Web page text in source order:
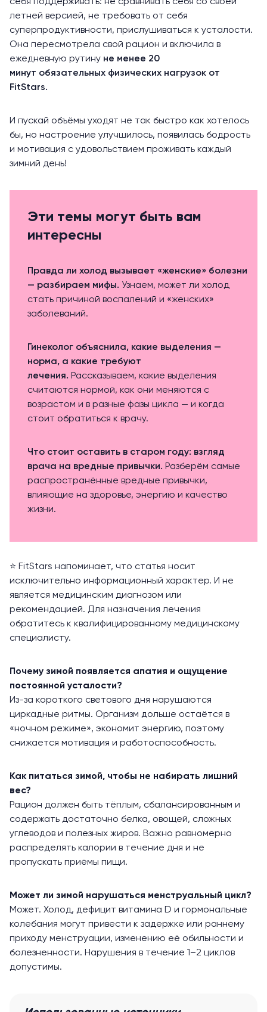
себя поддерживать: не сравнивать себя со своей
летней версией, не требовать от себя
суперпродуктивности, прислушиваться к усталости.
Она пересмотрела свой рацион и включила в
ежедневную рутину не менее 20
минут обязательных физических нагрузок от
FitStars.
И пускай объёмы уходят не так быстро как хотелось
бы, но настроение улучшилось, появилась бодрость
и мотивация с удовольствием проживать каждый
зимний день!
Эти темы могут быть вам
интересны
Правда ли холод вызывает «женские» болезни
— разбираем мифы. Узнаем, может ли холод
стать причиной воспалений и «женских»
заболеваний.
Гинеколог объяснила, какие выделения —
норма, а какие требуют
лечения. Рассказываем, какие выделения
считаются нормой, как они меняются с
возрастом и в разные фазы цикла — и когда
стоит обратиться к врачу.
Что стоит оставить в старом году: взгляд
врача на вредные привычки. Разберём самые
распространённые вредные привычки,
влияющие на здоровье, энергию и качество
жизни.
⭐️ FitStars напоминает, что статья носит
исключительно информационный характер. И не
является медицинским диагнозом или
рекомендацией. Для назначения лечения
обратитесь к квалифицированному медицинскому
специалисту.
Почему зимой появляется апатия и ощущение
постоянной усталости?
Из-за короткого светового дня нарушаются
циркадные ритмы. Организм дольше остаётся в
«ночном режиме», экономит энергию, поэтому
снижается мотивация и работоспособность.
Как питаться зимой, чтобы не набирать лишний
вес?
Рацион должен быть тёплым, сбалансированным и
содержать достаточно белка, овощей, сложных
углеводов и полезных жиров. Важно равномерно
распределять калории в течение дня и не
пропускать приёмы пищи.
Может ли зимой нарушаться менструальный цикл?
Может. Холод, дефицит витамина D и гормональные
колебания могут привести к задержке или раннему
приходу менструации, изменению её обильности и
болезненности. Нарушения в течение 1–2 циклов
допустимы.